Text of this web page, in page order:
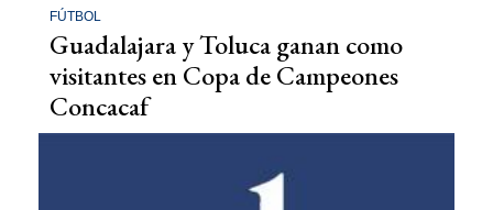
FÚTBOL
Guadalajara y Toluca ganan como
visitantes en Copa de Campeones
Concacaf